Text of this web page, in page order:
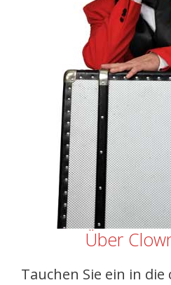
Über
Tauchen Sie ein in